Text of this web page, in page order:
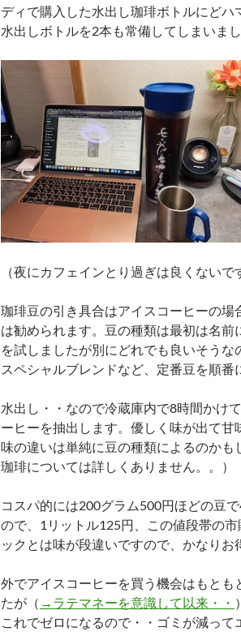
ディで購入した水出し珈琲ボトルにどハ
水出しボトルを2本も常備してしまいまし
（夜にカフェインとり過ぎは良くないで
珈琲豆の引き具合はアイスコーヒーの場
は勧められます。豆の種類は最初は名前
を試しましたが別にどれでも良いそうな
スペシャルブレンドなど、定番豆を順番
水出し・・なので冷蔵庫内で8時間かけ
ーヒーを抽出します。優しく味が出て甘
味の違いは単純に豆の種類によるのかも
珈琲については詳しくありません。。）
コスパ的には200グラム500円ほどの豆
ので、1リットル125円、この値段帯の
ックとは味が段違いですので、かなりお
外でアイスコーヒーを買う機会はもとも
たが（ →ラテマネーを意識して以来・・
これでゼロになるので・・ゴミが減って